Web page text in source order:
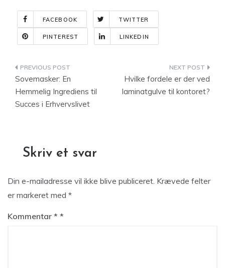
FACEBOOK TWITTER
PINTEREST LINKEDIN
Indlægsnavigation
Sovemasker: En
Hemmelig Ingrediens til
Succes i Erhvervslivet
Hvilke fordele er der ved
laminatgulve til kontoret?
Skriv et svar
Din e-mailadresse vil ikke blive publiceret. Krævede felter
er markeret med *
Kommentar *